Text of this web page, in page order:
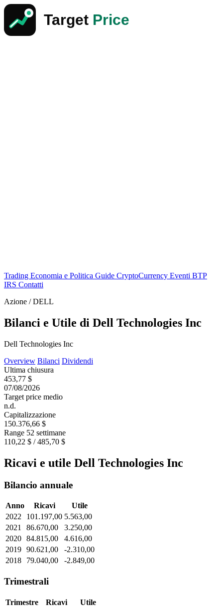
Trading Economia e Politica Guide CryptoCurrency Eventi BTP
IRS Contatti
Azione / DELL
Bilanci e Utile di Dell Technologies Inc
Dell Technologies Inc
Overview Bilanci Dividendi
Ultima chiusura
453,77 $
07/08/2026
Target price medio
n.d.
Capitalizzazione
150.376,66 $
Range 52 settimane
110,22 $ / 485,70 $
Ricavi e utile Dell Technologies Inc
Bilancio annuale
Anno Ricavi
Utile
2022
101.197,00 5.563,00
2021
86.670,00
3.250,00
2020 84.815,00
4.616,00
2019 90.621,00
-2.310,00
2018
79.040,00 -2.849,00
Trimestrali
Trimestre Ricavi
Utile